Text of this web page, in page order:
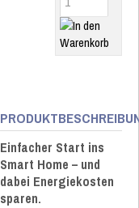
Einfacher Start ins
Smart Home – und
dabei Energiekosten
sparen.